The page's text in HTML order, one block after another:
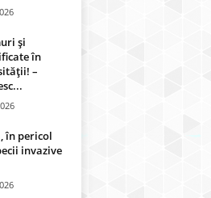
și
în
–
în pericol
invazive